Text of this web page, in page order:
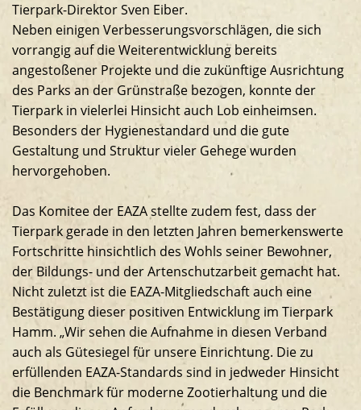
Tierpark-Direktor Sven Eiber.
Neben einigen Verbesserungsvorschlägen, die sich
vorrangig auf die Weiterentwicklung bereits
angestoßener Projekte und die zukünftige Ausrichtung
des Parks an der Grünstraße bezogen, konnte der
Tierpark in vielerlei Hinsicht auch Lob einheimsen.
Besonders der Hygienestandard und die gute
Gestaltung und Struktur vieler Gehege wurden
hervorgehoben.
Das Komitee der EAZA stellte zudem fest, dass der
Tierpark gerade in den letzten Jahren bemerkenswerte
Fortschritte hinsichtlich des Wohls seiner Bewohner,
der Bildungs- und der Artenschutzarbeit gemacht hat.
Nicht zuletzt ist die EAZA-Mitgliedschaft auch eine
Bestätigung dieser positiven Entwicklung im Tierpark
Hamm. „Wir sehen die Aufnahme in diesen Verband
auch als Gütesiegel für unsere Einrichtung. Die zu
erfüllenden EAZA-Standards sind in jedweder Hinsicht
die Benchmark für moderne Zootierhaltung und die